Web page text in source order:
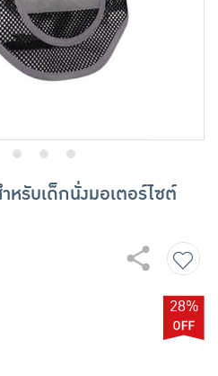
รับเด็กนั่งมอเตอร์ไซต์
28%